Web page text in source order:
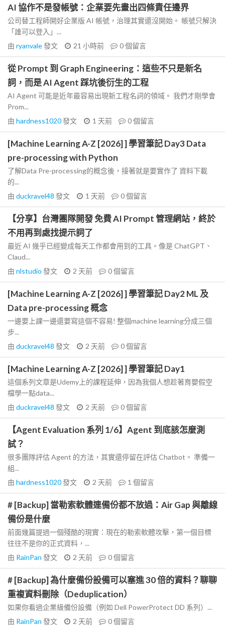
AI 協作不是發帳號：企業要先畫出四條責任邊界
公司替工程師開好企業版 AI 帳號，治理其實還沒開始。 帳號只解決
「誰可以登入」...
由 ryanvale發文 21 小時前 0個留言
從 Prompt 到 Graph Engineering：這些不只是新名
詞，而是 AI Agent 踩坑後衍生的工程
AI Agent 可能是近年最容易出現新工程名詞的領域。 我們才剛學會
Prom...
由 hardness1020發文 1 天前 0個留言
[Machine Learning A-Z [2026] ] 學習筆記 Day3 Data
pre-processing with Python
了解Data Pre-processing的概念後，接著就是要實作了 資料下載
的...
由 duckravel48 發文 1 天前 0個留言
【分享】台灣團隊開發 免費 AI Prompt 管理網站，終於
不用再到處找提示詞了
最近 AI 幾乎已經變成每天工作都會用到的工具。像是 ChatGPT、
Claud...
由 nlstudio 發文 2 天前 0個留言
[Machine Learning A-Z [2026] ] 學習筆記 Day2 ML 及
Data pre-processing 概念
一邊要上課一邊還要寫這個不容易! 整個machine learning分成三個
步...
由 duckravel48 發文 2 天前 0個留言
[Machine Learning A-Z [2026] ] 學習筆記 Day1
這個系列文章是Udemy上的課程延伸，因為我個人想趁著育嬰假空
檔學一點data...
由 duckravel48 發文 2 天前 0個留言
【Agent Evaluation 系列 1/6】Agent 到底該怎麼測
試？
很多團隊評估 Agent 的方法，其實還停留在評估 Chatbot。 準備一
組...
由 hardness1020發文 2 天前 1 個留言
# [Backup] 當勒索軟體連備份都不放過：Air Gap 與離線
備份是什麼
前面幾篇提過一個殘酷的現實：現在的勒索軟體攻擊，第一個目標
往往不是你的正式資料，...
由 RainPan 發文 2 天前 0個留言
# [Backup] 為什麼備份設備可以塞進 30 倍的資料？聊聊
重複資料刪除（Deduplication）
如果你看過企業級備份設備（例如 Dell PowerProtect DD 系列）...
由 RainPan 發文 2 天前 0個留言